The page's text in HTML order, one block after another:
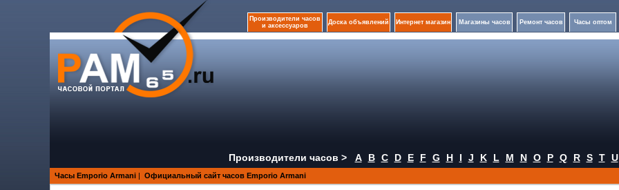
Производители часов
и аксессуаров
Доска объявлений Интернет магазин Магазины часов Ремонт часов Часы оптом
Производители часов > A B C D E F G H I J K L M N O P Q R S T U
Часы Emporio Armani | Официальный сайт часов Emporio Armani